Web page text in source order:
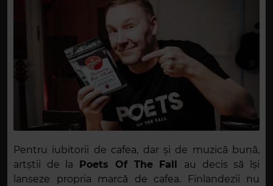
Pentru iubitorii de cafea, dar și de muzică bună,
artștii de la
Poets Of The Fall au decis să își
lanseze propria marcă de cafea. Finlandezii nu